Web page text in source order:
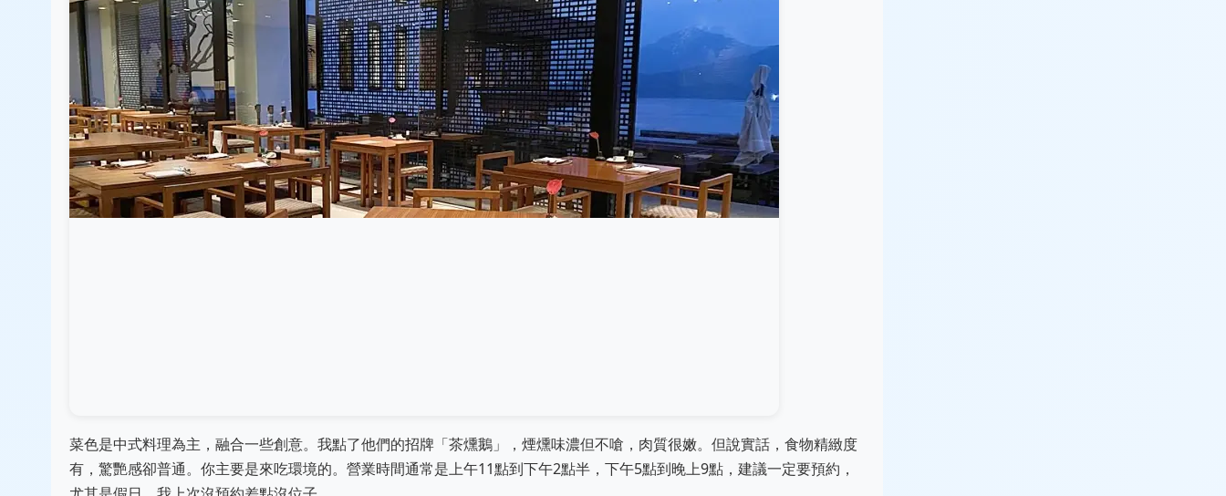
菜色是中式料理為主，融合一些創意。我點了他們的招牌「茶燻鵝」，煙燻味濃但不嗆，肉質很嫩。但說實話，食物精緻度
有，驚艷感卻普通。你主要是來吃環境的。營業時間通常是上午11點到下午2點半，下午5點到晚上9點，建議一定要預約，